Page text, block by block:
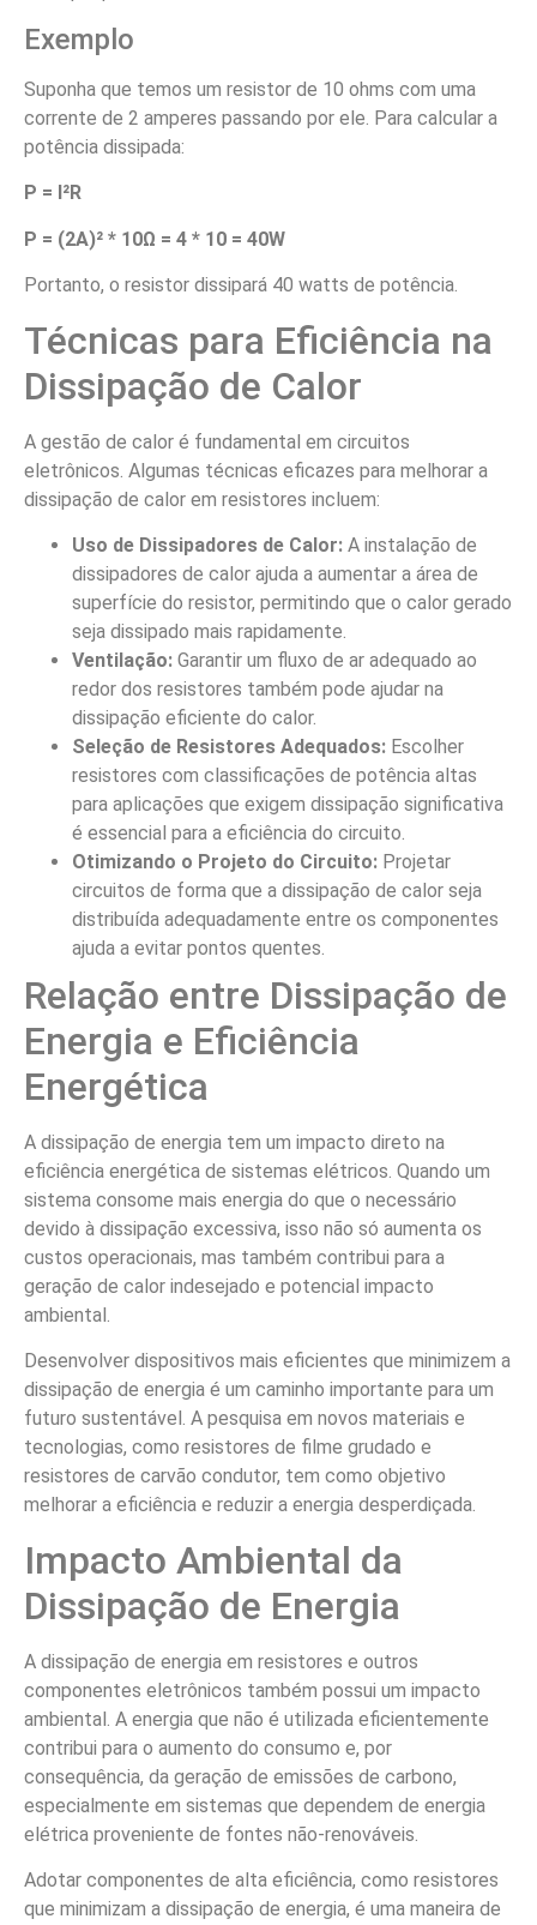
Exemplo
Suponha que temos um resistor de 10 ohms com uma
corrente de 2 amperes passando por ele. Para calcular a
potência dissipada:
P = I²R
P = (2A)² * 10Ω = 4 * 10 = 40W
Portanto, o resistor dissipará 40 watts de potência.
Técnicas para Eficiência na
Dissipação de Calor
A gestão de calor é fundamental em circuitos
eletrônicos. Algumas técnicas eficazes para melhorar a
dissipação de calor em resistores incluem:
Uso de Dissipadores de Calor: A instalação de
dissipadores de calor ajuda a aumentar a área de
superfície do resistor, permitindo que o calor gerado
seja dissipado mais rapidamente.
Ventilação: Garantir um fluxo de ar adequado ao
redor dos resistores também pode ajudar na
dissipação eficiente do calor.
Seleção de Resistores Adequados: Escolher
resistores com classificações de potência altas
para aplicações que exigem dissipação significativa
é essencial para a eficiência do circuito.
Otimizando o Projeto do Circuito: Projetar
circuitos de forma que a dissipação de calor seja
distribuída adequadamente entre os componentes
ajuda a evitar pontos quentes.
Relação entre Dissipação de
Energia e Eficiência
Energética
A dissipação de energia tem um impacto direto na
eficiência energética de sistemas elétricos. Quando um
sistema consome mais energia do que o necessário
devido à dissipação excessiva, isso não só aumenta os
custos operacionais, mas também contribui para a
geração de calor indesejado e potencial impacto
ambiental.
Desenvolver dispositivos mais eficientes que minimizem a
dissipação de energia é um caminho importante para um
futuro sustentável. A pesquisa em novos materiais e
tecnologias, como resistores de filme grudado e
resistores de carvão condutor, tem como objetivo
melhorar a eficiência e reduzir a energia desperdiçada.
Impacto Ambiental da
Dissipação de Energia
A dissipação de energia em resistores e outros
componentes eletrônicos também possui um impacto
ambiental. A energia que não é utilizada eficientemente
contribui para o aumento do consumo e, por
consequência, da geração de emissões de carbono,
especialmente em sistemas que dependem de energia
elétrica proveniente de fontes não-renováveis.
Adotar componentes de alta eficiência, como resistores
que minimizam a dissipação de energia, é uma maneira de